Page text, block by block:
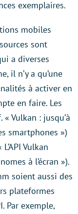
exemplaires.
mobiles
sont
a diverses
il n’y a qu’une
à activer en
en faire. Les
Vulkan : jusqu’à
smartphones »)
Vulkan
à l’écran »).
soient aussi des
plateformes
Par exemple,